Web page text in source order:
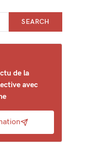
SEARCH
de la
avec